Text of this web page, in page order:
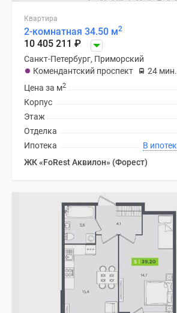
Квартира
2-комнатная 34.50 м2
10 405 211 ₽
Санкт-Петербург, Приморский
Комендантский проспект
24 мин.
Цена за м2
Корпус
Этаж
Отделка
Ипотека
ЖК «FoRest Аквилон» (Форест)